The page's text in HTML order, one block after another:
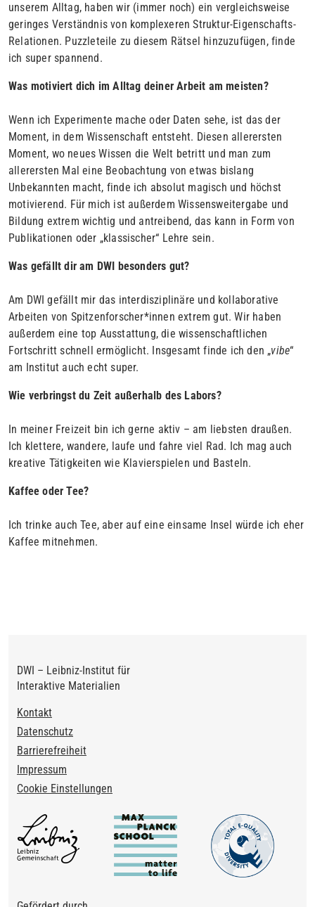
unserem Alltag, haben wir (immer noch) ein vergleichsweise
geringes Verständnis von komplexeren Struktur-Eigenschafts-
Relationen. Puzzleteile zu diesem Rätsel hinzuzufügen, finde
ich super spannend.
Was motiviert dich im Alltag deiner Arbeit am meisten?
Wenn ich Experimente mache oder Daten sehe, ist das der
Moment, in dem Wissenschaft entsteht. Diesen allerersten
Moment, wo neues Wissen die Welt betritt und man zum
allerersten Mal eine Beobachtung von etwas bislang
Unbekannten macht, finde ich absolut magisch und höchst
motivierend. Für mich ist außerdem Wissensweitergabe und
Bildung extrem wichtig und antreibend, das kann in Form von
Publikationen oder „klassischer“ Lehre sein.
Was gefällt dir am DWI besonders gut?
Am DWI gefällt mir das interdisziplinäre und kollaborative
Arbeiten von Spitzenforscher*innen extrem gut. Wir haben
außerdem eine top Ausstattung, die wissenschaftlichen
Fortschritt schnell ermöglicht. Insgesamt finde ich den „vibe“
am Institut auch echt super.
Wie verbringst du Zeit außerhalb des Labors?
In meiner Freizeit bin ich gerne aktiv – am liebsten draußen.
Ich klettere, wandere, laufe und fahre viel Rad. Ich mag auch
kreative Tätigkeiten wie Klavierspielen und Basteln.
Kaffee oder Tee?
Ich trinke auch Tee, aber auf eine einsame Insel würde ich eher
Kaffee mitnehmen.
DWI – Leibniz-Institut für
Interaktive Materialien
Footer
Kontakt
Datenschutz
Barrierefreiheit
Impressum
Cookie Einstellungen